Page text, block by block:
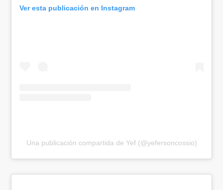
Ver esta publicación en Instagram
Una publicación compartida de Yef (@yefersoncossio)